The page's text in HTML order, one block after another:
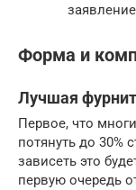
Форма и
Лучшая
Первое, что
потянуть до 30%
зависеть это
первую очередь